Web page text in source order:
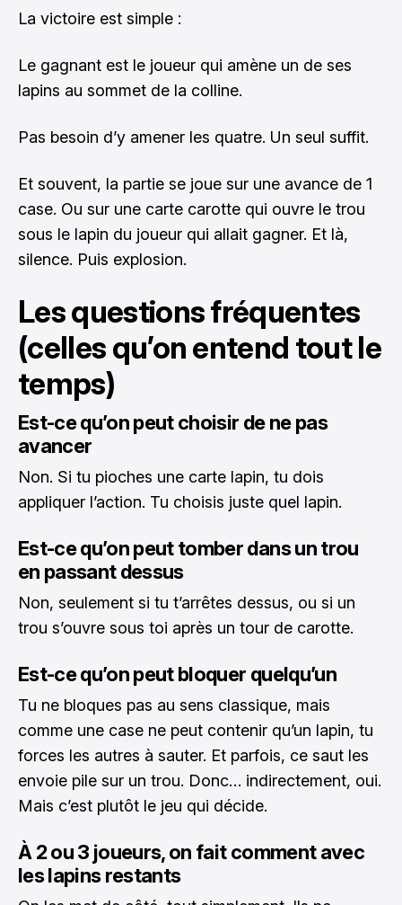
La victoire est simple :
Le gagnant est le joueur qui amène un de ses
lapins au sommet de la colline.
Pas besoin d’y amener les quatre. Un seul suffit.
Et souvent, la partie se joue sur une avance de 1
case. Ou sur une carte carotte qui ouvre le trou
sous le lapin du joueur qui allait gagner. Et là,
silence. Puis explosion.
Les questions fréquentes
(celles qu’on entend tout le
temps)
Est-ce qu’on peut choisir de ne pas
avancer
Non. Si tu pioches une carte lapin, tu dois
appliquer l’action. Tu choisis juste quel lapin.
Est-ce qu’on peut tomber dans un trou
en passant dessus
Non, seulement si tu t’arrêtes dessus, ou si un
trou s’ouvre sous toi après un tour de carotte.
Est-ce qu’on peut bloquer quelqu’un
Tu ne bloques pas au sens classique, mais
comme une case ne peut contenir qu’un lapin, tu
forces les autres à sauter. Et parfois, ce saut les
envoie pile sur un trou. Donc… indirectement, oui.
Mais c’est plutôt le jeu qui décide.
À 2 ou 3 joueurs, on fait comment avec
les lapins restants